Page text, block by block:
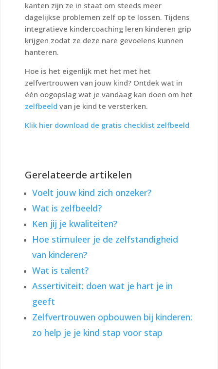
kanten zijn ze in staat om steeds meer
dagelijkse problemen zelf op te lossen. Tijdens
integratieve kindercoaching leren kinderen grip
krijgen zodat ze deze nare gevoelens kunnen
hanteren.
Hoe is het eigenlijk met het met het
zelfvertrouwen van jouw kind? Ontdek wat in
één oogopslag wat je vandaag kan doen om het
zelfbeeld van je kind te versterken.
Klik hier download de gratis checklist zelfbeeld
Gerelateerde artikelen
Voelt jouw kind zich onzeker?
Wat is zelfbeeld?
Ken jij je kwaliteiten?
Hoe stimuleer je de zelfstandigheid
van kinderen?
Wat is talent?
Assertiviteit: doen wat je hart je in
geeft
Zelfvertrouwen opbouwen bij kinderen:
zo help je je kind stap voor stap